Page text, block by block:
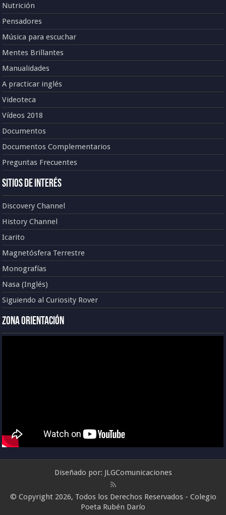
Nutrición
Pensadores
Música para escuchar
Mentes Brillantes
Manualidades
A practicar inglés
Videoteca
Vídeos 2018
Documentos
Documentos Complementarios
Preguntas Frecuentes
Sitios de Interés
Discovery Channel
History Channel
Icarito
Magnetósfera Terrestre
Monografías
Nasa (Inglés)
Siguiendo al Curiosity Rover
Zona Orientación
Diseñado por: JLGComunicaciones
© Copyright 2026, Todos los Derechos Reservados - Colegio
Poeta Rubén Darío